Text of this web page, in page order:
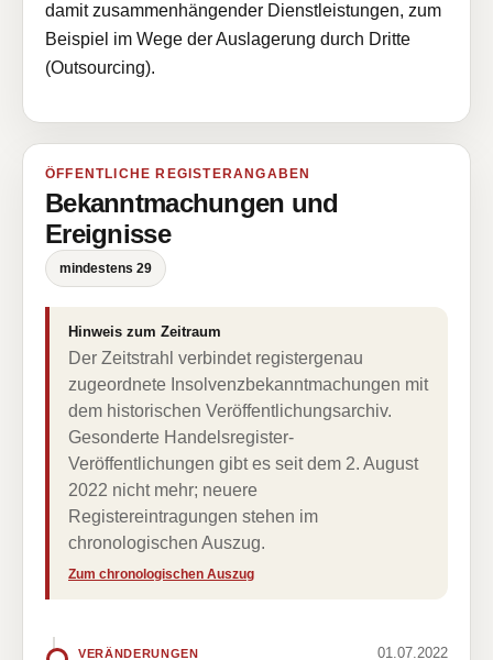
damit zusammenhängender Dienstleistungen, zum
Beispiel im Wege der Auslagerung durch Dritte
(Outsourcing).
ÖFFENTLICHE REGISTERANGABEN
Bekanntmachungen und
Ereignisse
mindestens 29
Hinweis zum Zeitraum
Der Zeitstrahl verbindet registergenau
zugeordnete Insolvenzbekanntmachungen mit
dem historischen Veröffentlichungsarchiv.
Gesonderte Handelsregister-
Veröffentlichungen gibt es seit dem 2. August
2022 nicht mehr; neuere
Registereintragungen stehen im
chronologischen Auszug.
Zum chronologischen Auszug
VERÄNDERUNGEN 01.07.2022